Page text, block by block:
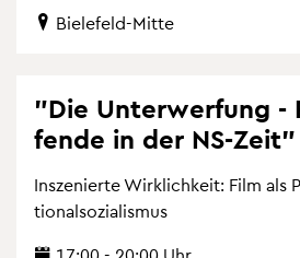
Bie­le­feld-Mitte
"Die Un­ter­wer­fung -
fen­de in der NS-Zeit"
In­sze­nier­te Wirk­lich­keit: Film als
tio­nal­so­zia­lis­mus